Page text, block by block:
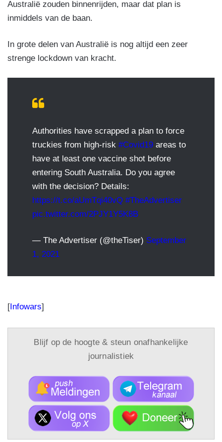
Australië zouden binnenrijden, maar dat plan is
inmiddels van de baan.
In grote delen van Australië is nog altijd een zeer
strenge lockdown van kracht.
Authorities have scrapped a plan to force
truckies from high-risk #Covid19 areas to
have at least one vaccine shot before
entering South Australia. Do you agree
with the decision? Details:
https://t.co/aUmTqi40vQ #TheAdvertiser
pic.twitter.com/2PJY1Y5K8B
— The Advertiser (@theTiser) September
1, 2021
[Infowars]
Blijf op de hoogte & steun onafhankelijke
journalistiek